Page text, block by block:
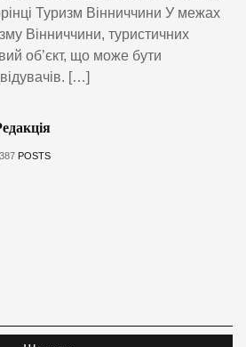
Туризм Вінниччини У межах
Вінниччини, туристичних
об’єкт, що може бути
[…]
POSTS